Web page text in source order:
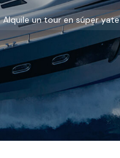
Alquile un tour en súper yate